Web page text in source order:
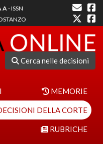
A- ISSN
Cerca nelle decisioni
MEMORIE
DELLA CORTE
RUBRICHE